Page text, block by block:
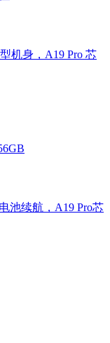
机身，A19 Pro 芯
池续航，A19 Pro芯